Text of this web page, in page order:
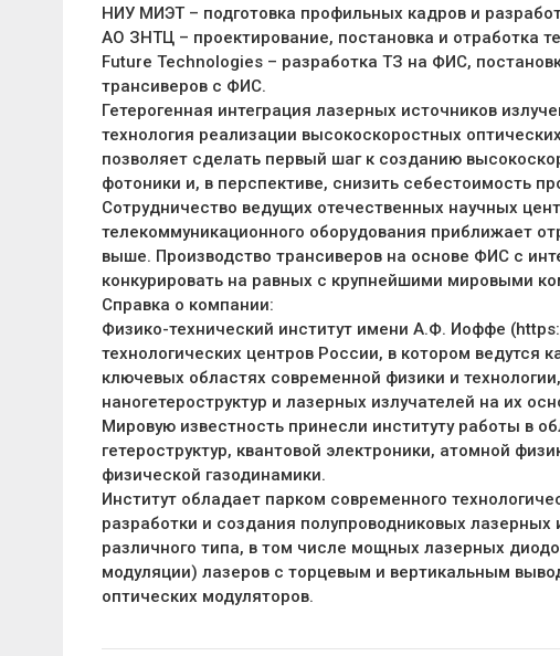
НИУ МИЭТ – подготовка профильных кадров и
АО ЗНТЦ – проектирование, постановка и отработка
Future Technologies – разработка ТЗ на ФИС,
трансиверов с ФИС.
Гетерогенная интеграция лазерных источников
технология реализации высокоскоростных
позволяет сделать первый шаг к созданию
фотоники и, в перспективе, снизить себестоимость
Сотрудничество ведущих отечественных научных
телекоммуникационного оборудования приближает
выше. Производство трансиверов на основе ФИС с
конкурировать на равных с крупнейшими мировыми
Справка о компании:
Физико-технический институт имени А.Ф. Иоффе
технологических центров России, в котором
ключевых областях современной физики и
наногетероструктур и лазерных излучателей на их
Мировую известность принесли институту работы в
гетероструктур, квантовой электроники, атомной
физической газодинамики.
Институт обладает парком современного
разработки и создания полупроводниковых лазерных
различного типа, в том числе мощных лазерных
модуляции) лазеров с торцевым и вертикальным
оптических модуляторов.